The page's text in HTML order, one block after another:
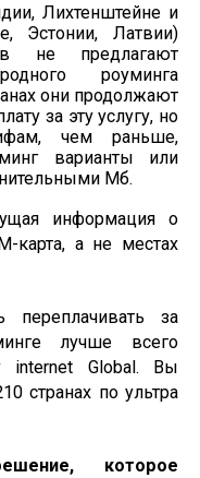
Лихтенштейне и
Эстонии, Латвии)
не предлагают
роуминга
они продолжают
за эту услугу, но
чем раньше,
варианты или
Mб.
информация о
карта, а не местах
за
лучше всего
internet Global. Вы
странах по ультра
которое